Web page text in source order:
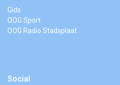
Gids
OOG Sport
OOG Radio Stadsplaat
Social